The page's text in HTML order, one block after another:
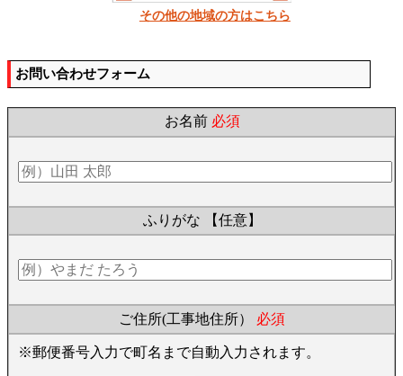
その他の地域の方はこちら
お問い合わせフォーム
お名前 必須
ふりがな 【任意】
ご住所(工事地住所） 必須
※郵便番号入力で町名まで自動入力されます。